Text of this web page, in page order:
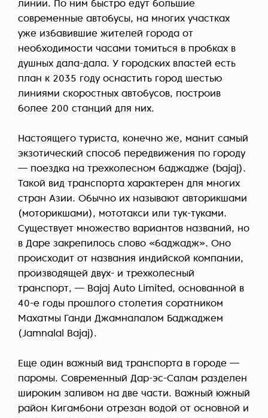
линии. По ним быстро едут большие
современные автобусы, на многих участках
уже избавившие жителей города от
необходимости часами томиться в пробках в
душных дала-дала. У городских властей есть
план к 2035 году оснастить город шестью
линиями скоростных автобусов, построив
более 200 станций для них.
Настоящего туриста, конечно же, манит самый
экзотический способ передвижения по городу
— поездка на трехколесном баджадже (bajaj).
Такой вид транспорта характерен для многих
стран Азии. Обычно их называют авторикшами
(моторикшами), мототакси или тук-туками.
Существует множество вариантов названий, но
в Даре закрепилось слово «баджадж». Оно
происходит от названия индийской компании,
производящей двух- и трехколесный
транспорт, — Bajaj Auto Limited, основанной в
40-е годы прошлого столетия соратником
Махатмы Ганди Джамналалом Баджаджем
(Jamnalal Bajaj).
Еще один важный вид транспорта в городе —
паромы. Современный Дар-эс-Салам разделен
широким заливом на две части. Важный южный
район Кигамбони отрезан водой от основной и